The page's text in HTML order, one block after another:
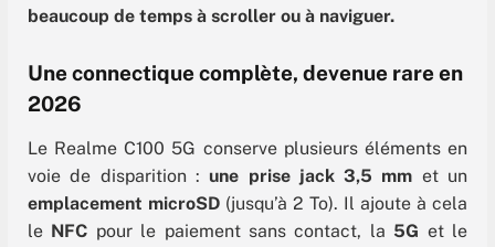
beaucoup de temps à scroller ou à naviguer.
Une connectique complète, devenue rare en
2026
Le Realme C100 5G conserve plusieurs éléments en
voie de disparition : une prise jack 3,5 mm et un
emplacement microSD (jusqu’à 2 To). Il ajoute à cela
le NFC pour le paiement sans contact, la 5G et le